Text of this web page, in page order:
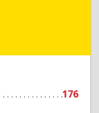
176
г, Пушкина